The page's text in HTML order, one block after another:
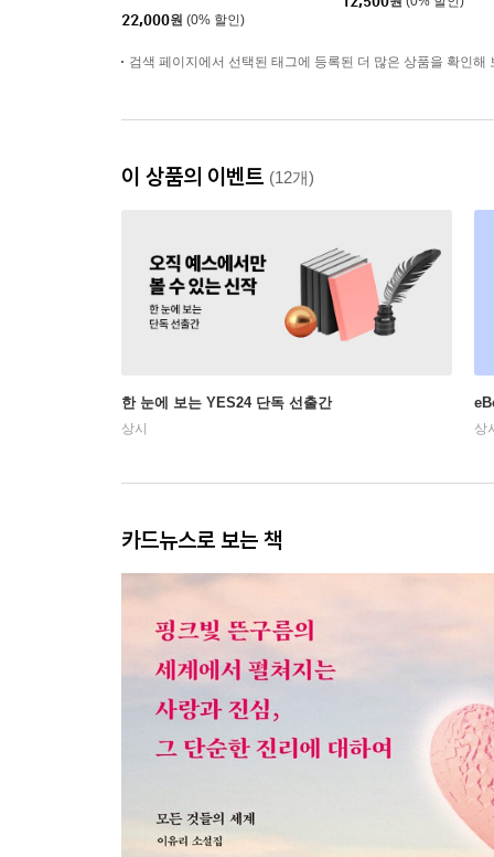
22,000원 (0% 할인)
검색 페이지에서 선택된 태그에 등록된 더 많은 상품을 확인해
이 상품의 이벤트 (12개)
한 눈에 보는 YES24 단독 선출간
상시 상
카드뉴스로 보는 책